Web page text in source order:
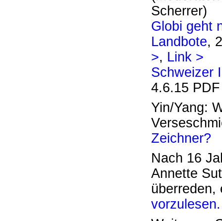
Scherrer)
Globi geht
Landbote,
>, Link >
Schweizer
4.6.15
Yin/Yang:
Zeichner?
Nach 16
Annette
vorzulesen.